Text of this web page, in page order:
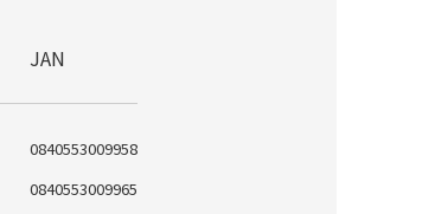
JAN
0840553009958
0840553009965